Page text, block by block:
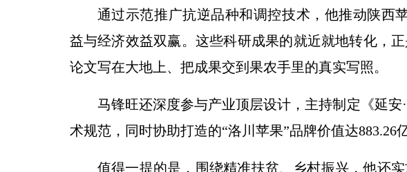
通过示范推广抗逆品种和调控技术，他推动陕西
益与经济效益双赢。这些科研成果的就近就地转化，
论文写在大地上、把成果交到果农手里的真实写照。
马锋旺还深度参与产业顶层设计，主持制定《延安
术规范，同时协助打造的“洛川苹果”品牌价值达883.26
值得一提的是，围绕精准扶贫、乡村振兴，他还